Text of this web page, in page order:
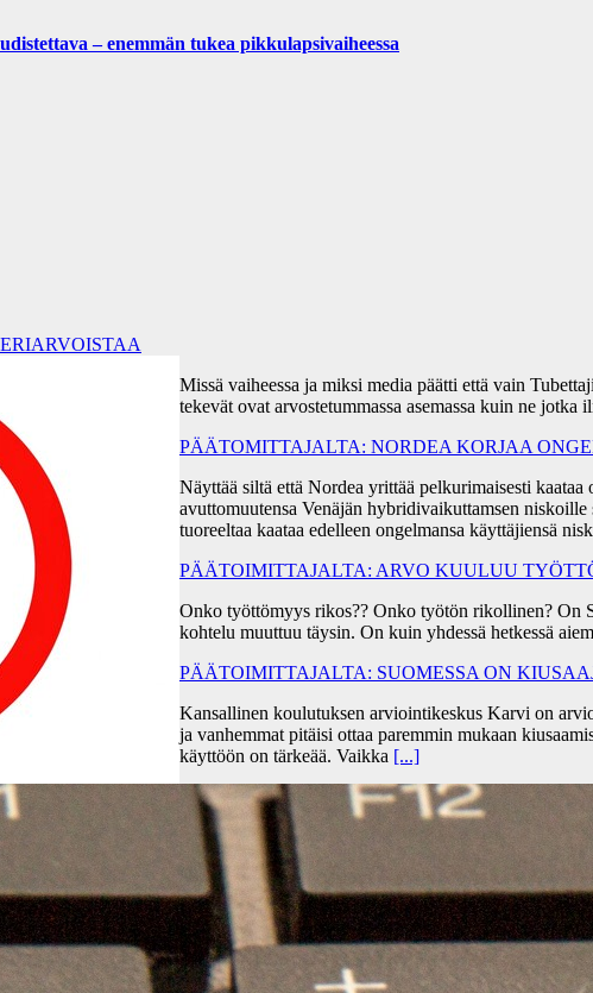
– enemmän tukea pikkulapsivaiheessa
Missä vaiheessa ja miksi media päätti että vain
tekevät ovat arvostetummassa asemassa kuin ne
PÄÄTOMITTAJALTA: NORDEA KORJAA
Näyttää siltä että Nordea yrittää pelkurimaisesti
avuttomuutensa Venäjän hybridivaikuttamsen
tuoreeltaa kaataa edelleen ongelmansa käyttäjiensä
PÄÄTOIMITTAJALTA: ARVO KUULUU
Onko työttömyys rikos?? Onko työtön rikollinen? On
kohtelu muuttuu täysin. On kuin yhdessä hetkessä
PÄÄTOIMITTAJALTA: SUOMESSA ON
Kansallinen koulutuksen arviointikeskus Karvi on
ja vanhemmat pitäisi ottaa paremmin mukaan
käyttöön on tärkeää. Vaikka [...]